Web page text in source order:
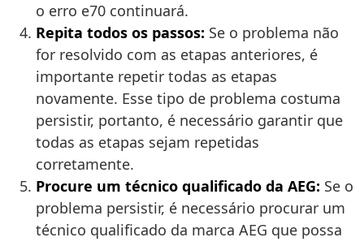
o erro e70 continuará.
Repita todos os passos: Se o problema não
for resolvido com as etapas anteriores, é
importante repetir todas as etapas
novamente. Esse tipo de problema costuma
persistir, portanto, é necessário garantir que
todas as etapas sejam repetidas
corretamente.
Procure um técnico qualificado da AEG: Se o
problema persistir, é necessário procurar um
técnico qualificado da marca AEG que possa